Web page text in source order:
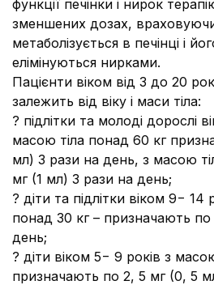
функції печінки і нирок
зменшених дозах,
метаболізується в печінці і
елімінуються нирками.
Пацієнти віком від 3 до 20
залежить від віку і маси тіла:
? підлітки та молоді дорослі
масою тіла понад 60 кг
мл) 3 рази на день, з масою
мг (1 мл) 3 рази на день;
? діти та підлітки віком 9− 14
понад 30 кг – призначають
день;
? діти віком 5− 9 років з
призначають по 2, 5 мг (0, 5